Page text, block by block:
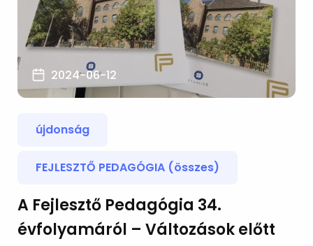
2024-06-12
újdonság
FEJLESZTŐ PEDAGÓGIA (összes)
A Fejlesztő Pedagógia 34.
évfolyamáról – Változások előtt